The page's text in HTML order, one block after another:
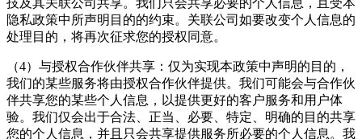
技及其关联公司共享。我们只会共享必要的个人信息，且受本
隐私政策中所声明目的的约束。关联公司如要改变个人信息的
处理目的，将再次征求您的授权同意。
（4）与授权合作伙伴共享：仅为实现本政策中声明的目的，
我们的某些服务将由授权合作伙伴提供。我们可能会与合作伙
伴共享您的某些个人信息，以提供更好的客户服务和用户体
验。我们仅会出于合法、正当、必要、特定、明确的目的共享
您的个人信息，并且只会共享提供服务所必要的个人信息。我